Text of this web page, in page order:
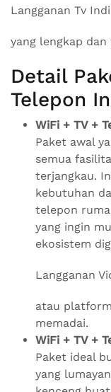
Langganan Tv
yang lengkap
Detail
Telepon
WiFi + TV +
Paket awal
semua
terjangkau.
kebutuhan
telepon
yang ingin
ekosistem
Langganan
atau
memadai.
WiFi + TV +
Paket ideal
yang